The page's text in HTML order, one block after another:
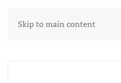
Skip to main content
Tag:CMOS Awards